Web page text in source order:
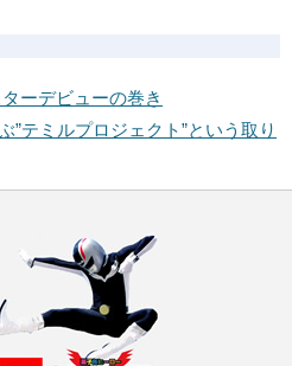
ーデビューの巻き
”テミルプロジェクト”という取り